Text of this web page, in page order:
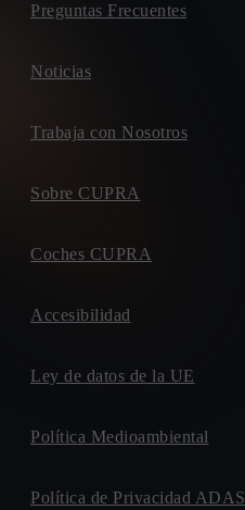
Preguntas Frecuentes
Noticias
Trabaja con Nosotros
Sobre CUPRA
Coches CUPRA
Accesibilidad
Ley de datos de la UE
Política Medioambiental
Política de Privacidad ADAS